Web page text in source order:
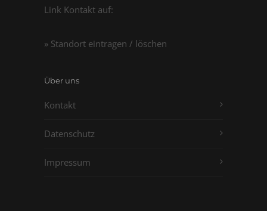
Link Kontakt auf:
» Standort eintragen / löschen
Über uns
Kontakt
Datenschutz
Impressum